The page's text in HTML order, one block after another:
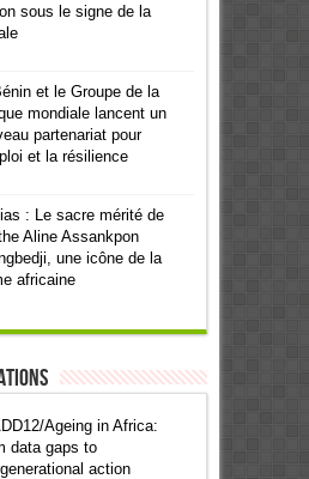
sous le signe de la
et le Groupe de la
mondiale lancent un
partenariat pour
et la résilience
: Le sacre mérité de
Aline Assankpon
une icône de la
africaine
Ageing in Africa:
data gaps to
action